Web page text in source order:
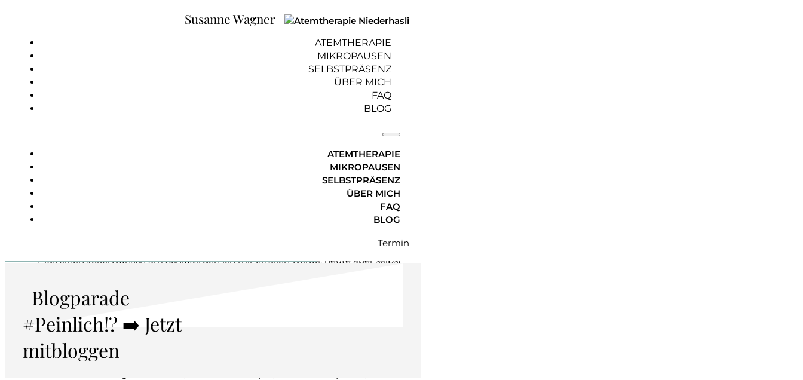
Susanne Wagner
ATEMTHERAPIE
MIKROPAUSEN
SELBSTPRÄSENZ
ÜBER MICH
FAQ
BLOG
ATEMTHERAPIE
MIKROPAUSEN
SELBSTPRÄSENZ
ÜBER MICH
FAQ
BLOG
Termin
Blogparade
#Peinlich!? ➡️ Jetzt
mitbloggen
Lebenswunschzettel Januar bis März 2024
, 8. Januar 2024, aktualisiert am 16.
Meine 3 wichtigsten Ziele für das erste 12-Wochen-Jahr 2024 👣, wie du deine
weitere Sachen, die mir Lust und Freude auf die kommenden Wochen machen.
Plus einen Jokerwunsch am Schluss, den ich mir erfüllen werde, heute aber selbst
Am 10. Februar den Atemkurs
Teilnehmer:innen durchführen.
bis Ende Januar!) ❎
In den nächsten drei Monaten komplett auf pflanzenbasierte
Ernährung umstellen.
Min. 10wahrnehmungsdifferenzierte Rückmeldungen zu